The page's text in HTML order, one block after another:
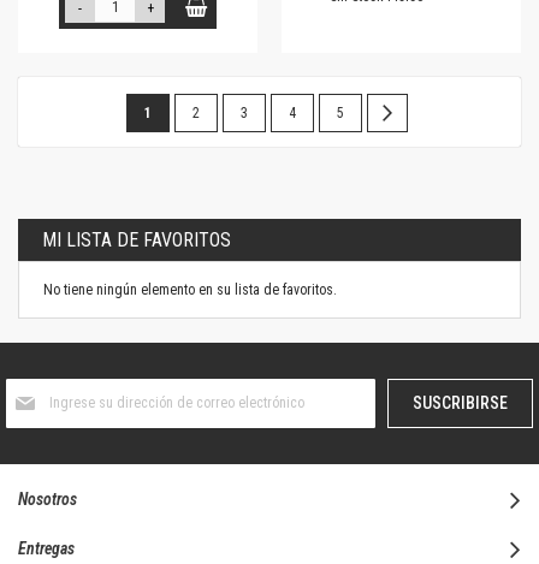
- +
Página
Estás
página
1 Página
2 Página
3 Página
4 Página
5
MI LISTA DE FAVORITOS
No tiene ningún elemento en su lista de favoritos.
boletín
SUSCRIBIRSE
Nosotros
Entregas